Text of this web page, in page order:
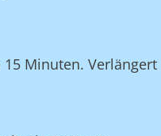
Minuten. Verlängert